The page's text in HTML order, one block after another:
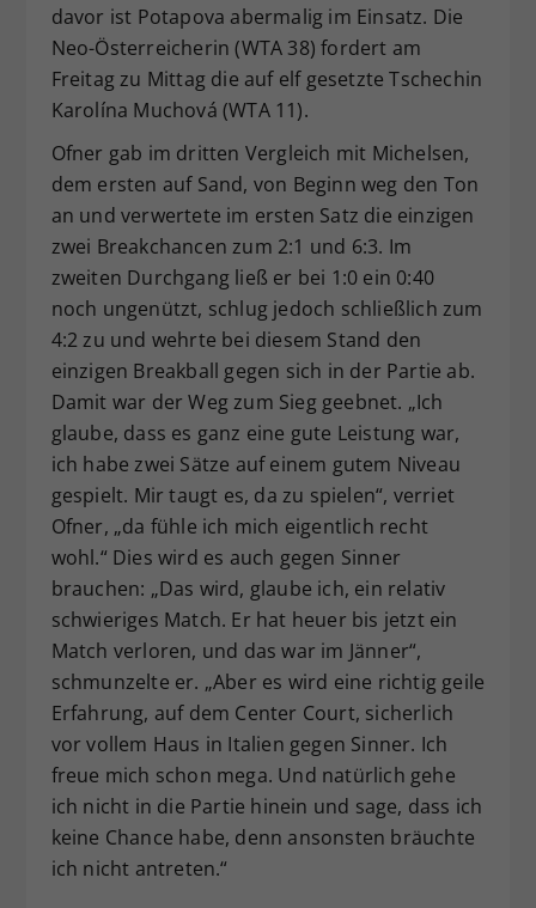
davor ist Potapova abermalig im Einsatz. Die
Neo-Österreicherin (WTA 38) fordert am
Freitag zu Mittag die auf elf gesetzte Tschechin
Karolína Muchová (WTA 11).
Ofner gab im dritten Vergleich mit Michelsen,
dem ersten auf Sand, von Beginn weg den Ton
an und verwertete im ersten Satz die einzigen
zwei Breakchancen zum 2:1 und 6:3. Im
zweiten Durchgang ließ er bei 1:0 ein 0:40
noch ungenützt, schlug jedoch schließlich zum
4:2 zu und wehrte bei diesem Stand den
einzigen Breakball gegen sich in der Partie ab.
Damit war der Weg zum Sieg geebnet. „Ich
glaube, dass es ganz eine gute Leistung war,
ich habe zwei Sätze auf einem gutem Niveau
gespielt. Mir taugt es, da zu spielen“, verriet
Ofner, „da fühle ich mich eigentlich recht
wohl.“ Dies wird es auch gegen Sinner
brauchen: „Das wird, glaube ich, ein relativ
schwieriges Match. Er hat heuer bis jetzt ein
Match verloren, und das war im Jänner“,
schmunzelte er. „Aber es wird eine richtig geile
Erfahrung, auf dem Center Court, sicherlich
vor vollem Haus in Italien gegen Sinner. Ich
freue mich schon mega. Und natürlich gehe
ich nicht in die Partie hinein und sage, dass ich
keine Chance habe, denn ansonsten bräuchte
ich nicht antreten.“